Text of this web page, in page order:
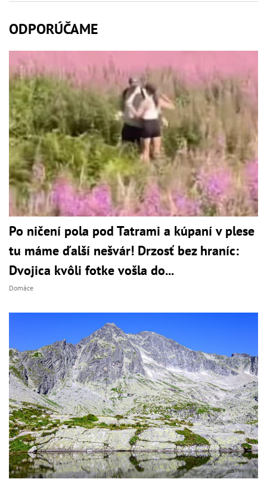
ODPORÚČAME
Po ničení pola pod Tatrami a kúpaní v plese
tu máme ďalší nešvár! Drzosť bez hraníc:
Dvojica kvôli fotke vošla do...
Domáce